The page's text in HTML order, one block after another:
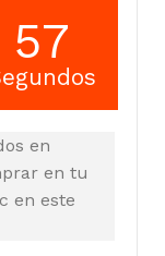
56
en
en tu
en este